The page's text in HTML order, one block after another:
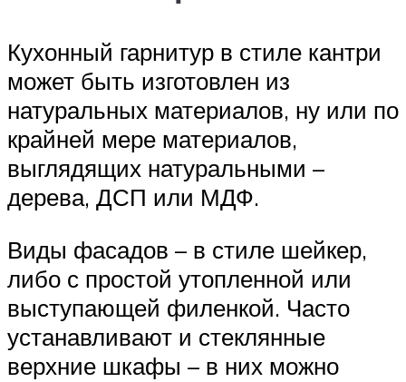
Кухонный гарнитур в стиле кантри
может быть изготовлен из
натуральных материалов, ну или по
крайней мере материалов,
выглядящих натуральными –
дерева, ДСП или МДФ.
Виды фасадов – в стиле шейкер,
либо с простой утопленной или
выступающей филенкой. Часто
устанавливают и стеклянные
верхние шкафы – в них можно